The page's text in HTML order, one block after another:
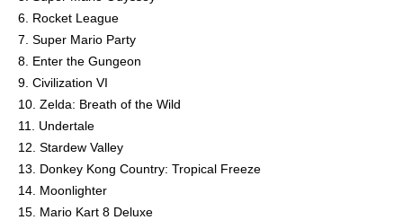
6. Rocket League
7. Super Mario Party
8. Enter the Gungeon
9. Civilization VI
10. Zelda: Breath of the Wild
11. Undertale
12. Stardew Valley
13. Donkey Kong Country: Tropical Freeze
14. Moonlighter
15. Mario Kart 8 Deluxe